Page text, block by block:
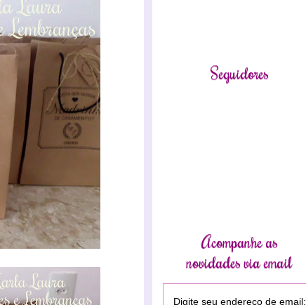
Seguidores
Acompanhe as
novidades via email
Digite seu endereço de email: